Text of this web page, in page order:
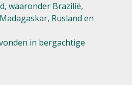
waaronder Brazilië,
Rusland en
in bergachtige